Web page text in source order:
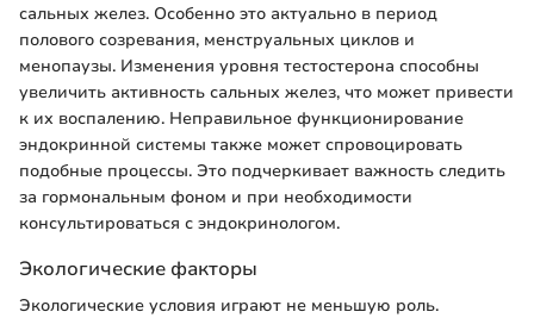
сальных желез. Особенно это актуально в период
полового созревания, менструальных циклов и
менопаузы. Изменения уровня тестостерона способны
увеличить активность сальных желез, что может привести
к их воспалению. Неправильное функционирование
эндокринной системы также может спровоцировать
подобные процессы. Это подчеркивает важность следить
за гормональным фоном и при необходимости
консультироваться с эндокринологом.
Экологические факторы
Экологические условия играют не меньшую роль.